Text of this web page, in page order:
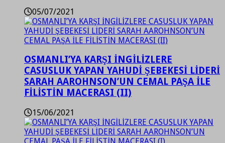
05/07/2021
OSMANLI’YA KARŞI İNGİLİZLERE
CASUSLUK YAPAN YAHUDİ ŞEBEKESİ LİDERİ
SARAH AAROHNSON’UN CEMAL PAŞA İLE
FİLİSTİN MACERASI (II)
15/06/2021